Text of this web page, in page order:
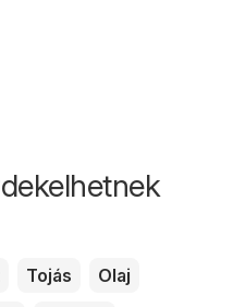
Tojás
Olaj